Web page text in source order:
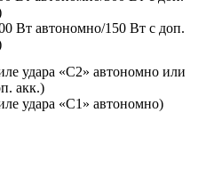
Вт автономно/150 Вт с доп.
удара «С2» автономно или
акк.)
удара «С1» автономно)